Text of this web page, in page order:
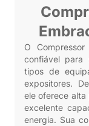
O
confiável para
tipos de
expositores.
ele oferece
excelente
energia. Sua